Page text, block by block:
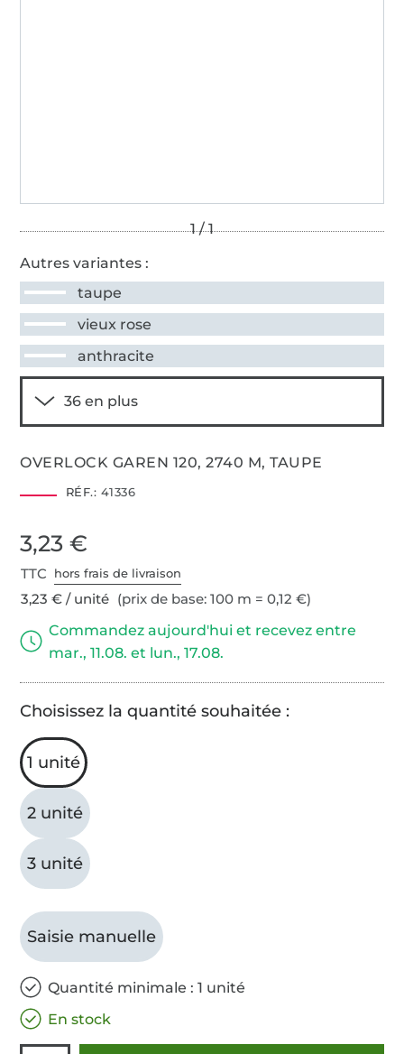
Autres variantes :
taupe
vieux rose
anthracite
OVERLOCK GAREN 120, 2740 M, TAUPE
RÉF.: 41336
3,23 €
TTC hors frais de livraison
3,23 € / unité (prix de base: 100 m = 0,12 €)
Commandez aujourd'hui et recevez entre
mar., 11.08. et lun., 17.08.
Choisissez la quantité souhaitée :
1 unité
2 unité
3 unité
Saisie manuelle
Quantité minimale : 1 unité
En stock